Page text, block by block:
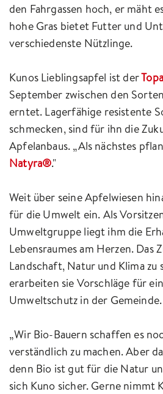
den Fahrgassen hoch, er mäht
hohe Gras bietet Futter und
verschiedenste Nützlinge.
Kunos Lieblingsapfel ist der
September zwischen den Sorten
erntet. Lagerfähige resistente
schmecken, sind für ihn die
Apfelanbaus. „Als nächstes
Natyra®."
Weit über seine Apfelwiesen
für die Umwelt ein. Als
Umweltgruppe liegt ihm die
Lebensraumes am Herzen. Das
Landschaft, Natur und Klima zu
erarbeiten sie Vorschläge für
Umweltschutz in der Gemeinde.
„Wir Bio-Bauern schaffen es
verständlich zu machen. Aber
denn Bio ist gut für die Natur
sich Kuno sicher. Gerne nimmt